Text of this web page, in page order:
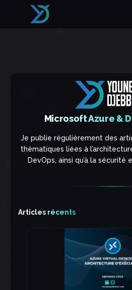
Microsoft Azure &
Je publie régulièrement des
thématiques liées à
DevOps, ainsi qu’à la sécurité
Articles récents